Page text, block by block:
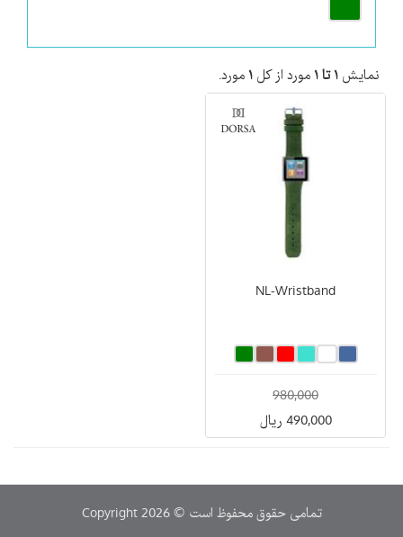
نمایش ۱ تا ۱ مورد از کل ۱ مورد.
NL-Wristband
980,000
490,000 ریال
Copyright 2026 © تمامی حقوق محفوظ است